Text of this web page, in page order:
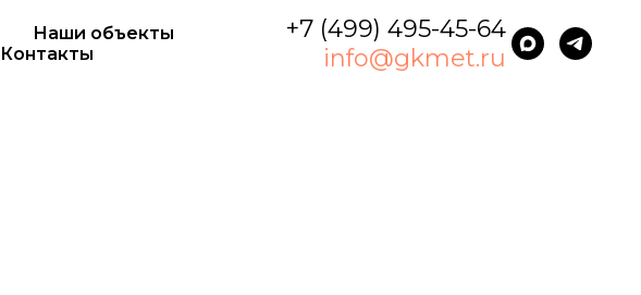
Наши объекты
Контакты
+7 (499) 495-45-64
info@gkmet.ru